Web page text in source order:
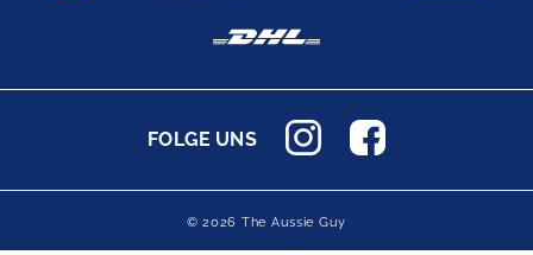
FOLGE UNS
© 2026 The Aussie Guy